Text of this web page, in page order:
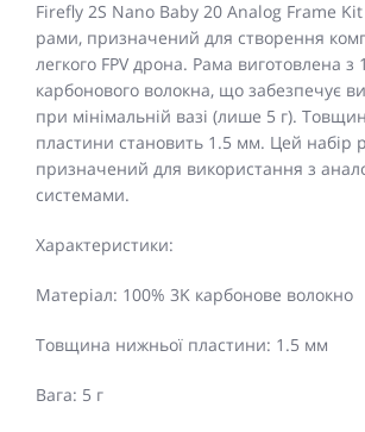
Firefly 2S Nano Baby 20 Analog Frame
рами, призначений для створення
легкого FPV дрона. Рама виготовлена з
карбонового волокна, що забезпечує
при мінімальній вазі (лише 5 г).
пластини становить 1.5 мм. Цей набір
призначений для використання з
системами.
Характеристики:
Матеріал: 100% 3K карбонове волокно
Товщина нижньої пластини: 1.5 мм
Вага: 5 г